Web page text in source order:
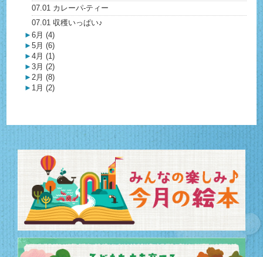
07.01 カレーパ-ティー
07.01 収穫いっぱい♪
► 6月 (4)
► 5月 (6)
► 4月 (1)
► 3月 (2)
► 2月 (8)
► 1月 (2)